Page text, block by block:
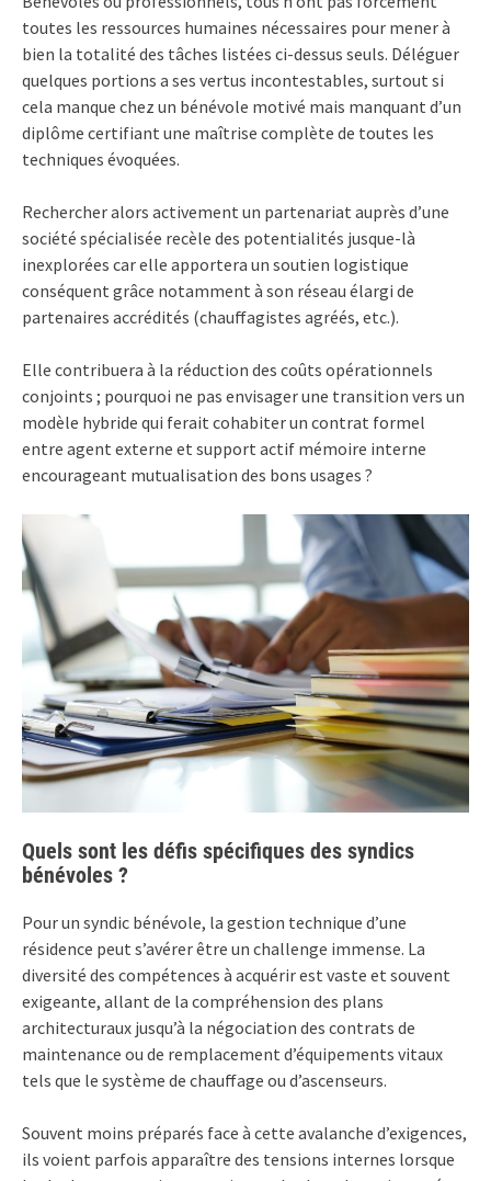
toutes les ressources humaines nécessaires pour mener à
bien la totalité des tâches listées ci-dessus seuls. Déléguer
quelques portions a ses vertus incontestables, surtout si
cela manque chez un bénévole motivé mais manquant d’un
diplôme certifiant une maîtrise complète de toutes les
techniques évoquées.
Rechercher alors activement un partenariat auprès d’une
société spécialisée recèle des potentialités jusque-là
inexplorées car elle apportera un soutien logistique
conséquent grâce notamment à son réseau élargi de
partenaires accrédités (chauffagistes agréés, etc.).
Elle contribuera à la réduction des coûts opérationnels
conjoints ; pourquoi ne pas envisager une transition vers un
modèle hybride qui ferait cohabiter un contrat formel
entre agent externe et support actif mémoire interne
encourageant mutualisation des bons usages ?
Quels sont les défis spécifiques des syndics
bénévoles ?
Pour un syndic bénévole, la gestion technique d’une
résidence peut s’avérer être un challenge immense. La
diversité des compétences à acquérir est vaste et souvent
exigeante, allant de la compréhension des plans
architecturaux jusqu’à la négociation des contrats de
maintenance ou de remplacement d’équipements vitaux
tels que le système de chauffage ou d’ascenseurs.
Souvent moins préparés face à cette avalanche d’exigences,
ils voient parfois apparaître des tensions internes lorsque